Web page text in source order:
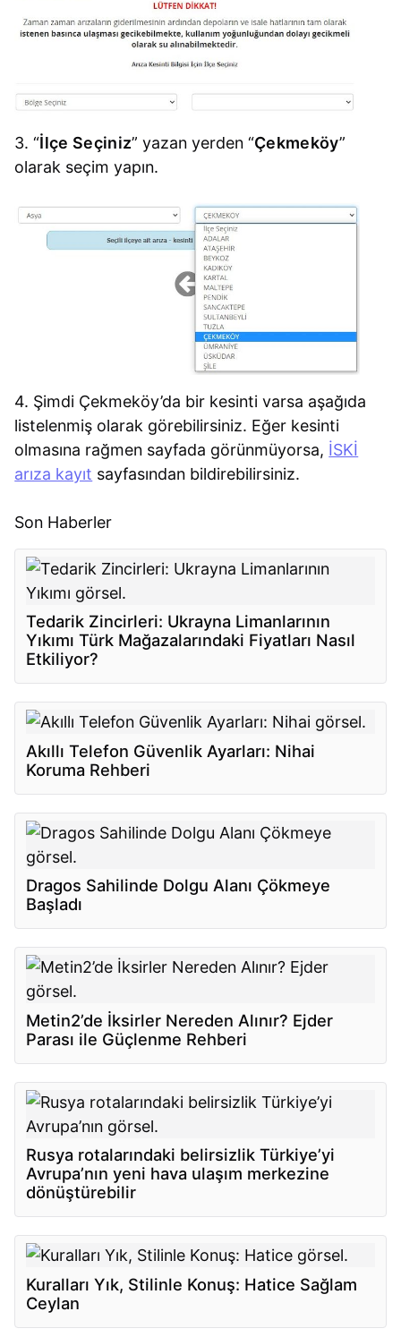
3. “İlçe Seçiniz” yazan yerden “Çekmeköy”
olarak seçim yapın.
4. Şimdi Çekmeköy’da bir kesinti varsa aşağıda
listelenmiş olarak görebilirsiniz. Eğer kesinti
olmasına rağmen sayfada görünmüyorsa, İSKİ
arıza kayıt sayfasından bildirebilirsiniz.
Son Haberler
Tedarik Zincirleri: Ukrayna Limanlarının
Yıkımı Türk Mağazalarındaki Fiyatları Nasıl
Etkiliyor?
Akıllı Telefon Güvenlik Ayarları: Nihai
Koruma Rehberi
Dragos Sahilinde Dolgu Alanı Çökmeye
Başladı
Metin2’de İksirler Nereden Alınır? Ejder
Parası ile Güçlenme Rehberi
Rusya rotalarındaki belirsizlik Türkiye’yi
Avrupa’nın yeni hava ulaşım merkezine
dönüştürebilir
Kuralları Yık, Stilinle Konuş: Hatice Sağlam
Ceylan